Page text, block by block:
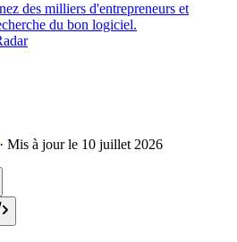
des milliers d'entrepreneurs et
du bon logiciel.
· Mis à jour le 10 juillet 2026